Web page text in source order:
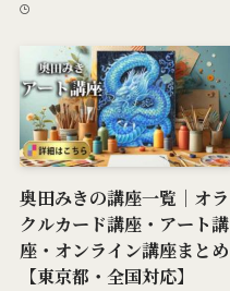
奥田みきの講座一覧｜オラ
クルカード講座・アート講
座・オンライン講座まとめ
【東京都・全国対応】